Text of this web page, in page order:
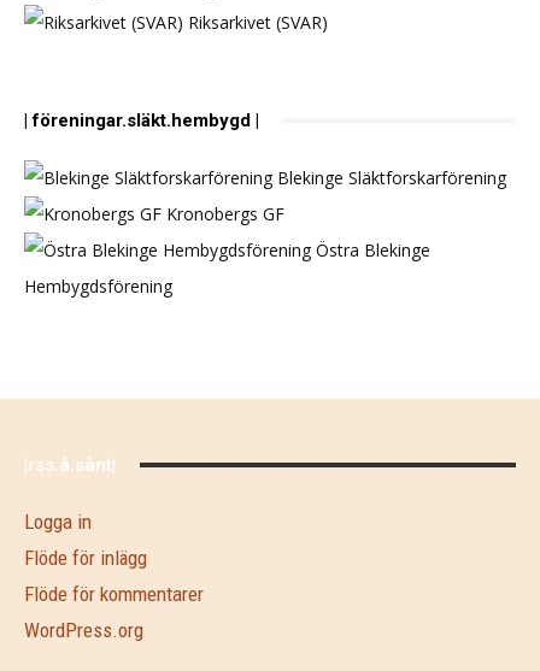
Riksarkivet (SVAR)
| föreningar.släkt.hembygd |
Blekinge Släktforskarförening
Kronobergs GF
Östra Blekinge
Hembygdsförening
|rss.å.sånt|
Logga in
Flöde för inlägg
Flöde för kommentarer
WordPress.org